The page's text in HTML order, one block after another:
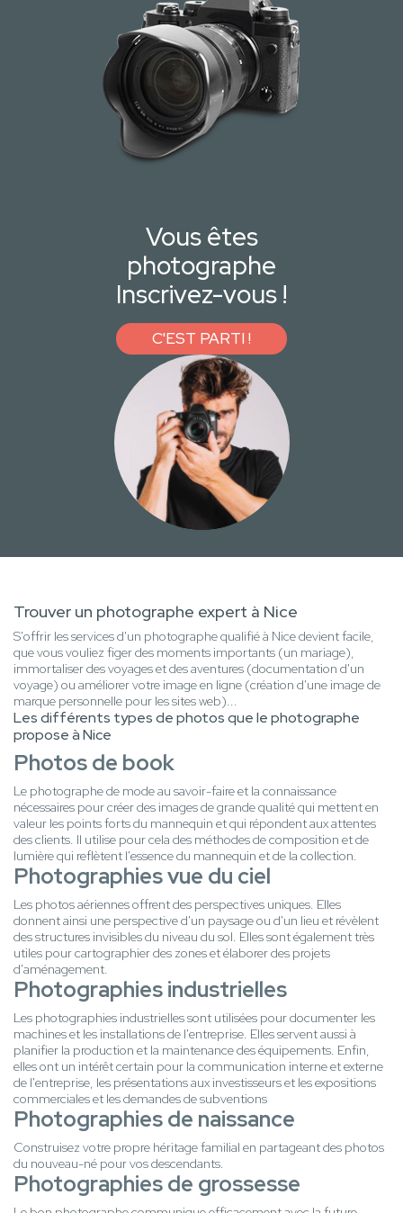
Vous êtes
photographe
Inscrivez-vous !
C'EST PARTI !
Trouver un photographe expert à Nice
S'offrir les services d'un photographe qualifié à Nice devient facile,
que vous vouliez figer des moments importants (un mariage),
immortaliser des voyages et des aventures (documentation d'un
voyage) ou améliorer votre image en ligne (création d'une image de
marque personnelle pour les sites web)...
Les différents types de photos que le photographe
propose à Nice
Photos de book
Le photographe de mode au savoir-faire et la connaissance
nécessaires pour créer des images de grande qualité qui mettent en
valeur les points forts du mannequin et qui répondent aux attentes
des clients. Il utilise pour cela des méthodes de composition et de
lumière qui reflètent l'essence du mannequin et de la collection.
Photographies vue du ciel
Les photos aériennes offrent des perspectives uniques. Elles
donnent ainsi une perspective d'un paysage ou d'un lieu et révèlent
des structures invisibles du niveau du sol. Elles sont également très
utiles pour cartographier des zones et élaborer des projets
d'aménagement.
Photographies industrielles
Les photographies industrielles sont utilisées pour documenter les
machines et les installations de l'entreprise. Elles servent aussi à
planifier la production et la maintenance des équipements. Enfin,
elles ont un intérêt certain pour la communication interne et externe
de l'entreprise, les présentations aux investisseurs et les expositions
commerciales et les demandes de subventions
Photographies de naissance
Construisez votre propre héritage familial en partageant des photos
du nouveau-né pour vos descendants.
Photographies de grossesse